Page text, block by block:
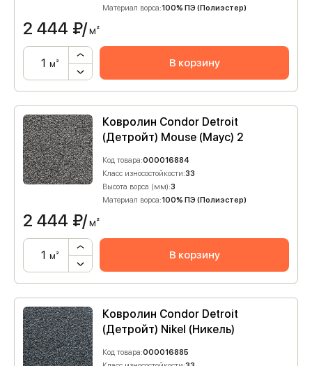
Материал ворса:100% ПЭ (Полиэстер)
2 444 ₽/м²
м² В корзину
Ковролин Condor Detroit
(Детройт) Mouse (Маус) 2
Код товара:000016884
Класс износостойкости:33
Высота ворса (мм):3
Материал ворса:100% ПЭ (Полиэстер)
2 444 ₽/м²
м² В корзину
Ковролин Condor Detroit
(Детройт) Nikel (Никель)
Код товара:000016885